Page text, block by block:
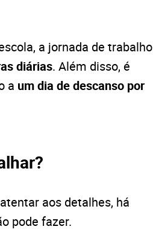
a jornada de trabalho
diárias. Além disso, é
a um dia de descanso por
aos detalhes, há
pode fazer.